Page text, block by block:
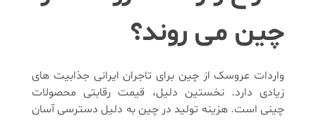
چین می روند؟
واردات عروسک از چین برای تاجران ایرانی جذابیت های
زیادی دارد. نخستین دلیل، قیمت رقابتی محصولات
چینی است. هزینه تولید در چین به دلیل دسترسی آسان